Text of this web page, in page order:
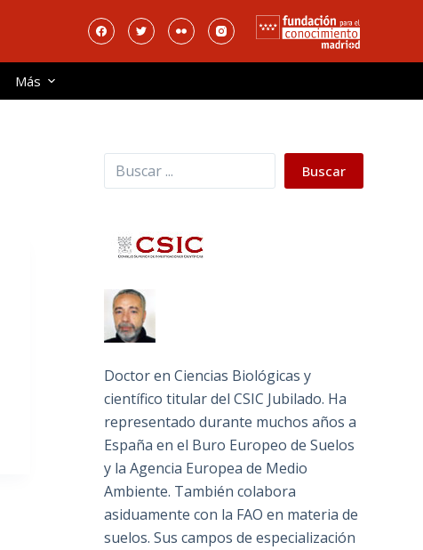
Más
Buscar Buscar
Doctor en Ciencias Biológicas y
científico titular del CSIC Jubilado. Ha
representado durante muchos años a
España en el Buro Europeo de Suelos
y la Agencia Europea de Medio
Ambiente. También colabora
asiduamente con la FAO en materia de
suelos. Sus campos de especialización